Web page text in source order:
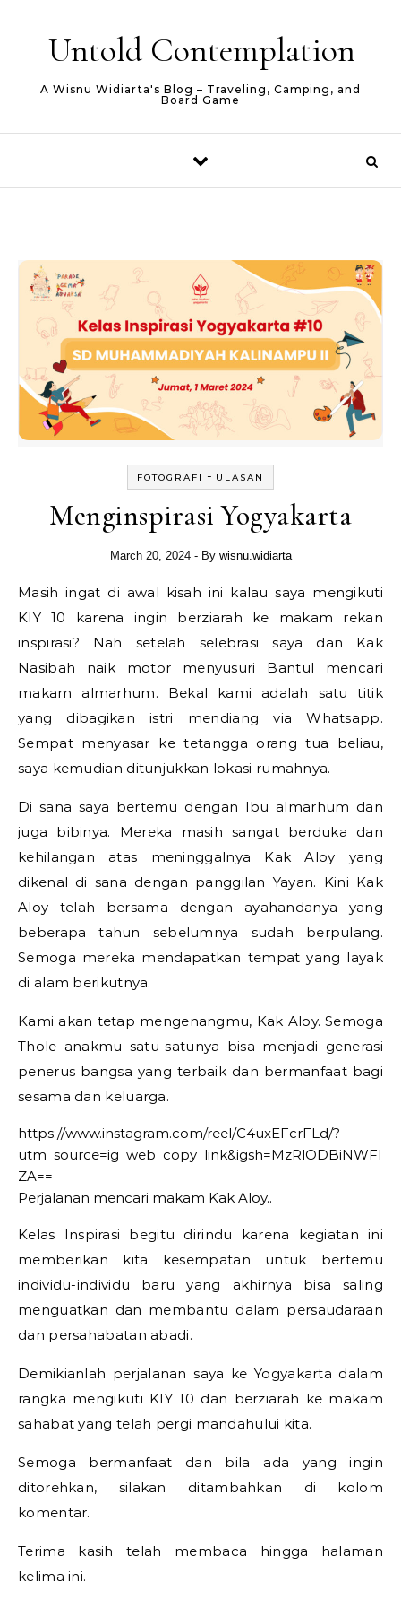
Untold Contemplation
A Wisnu Widiarta's Blog – Traveling, Camping, and
Board Game
FOTOGRAFI - ULASAN
Menginspirasi Yogyakarta
March 20, 2024 - By wisnu.widiarta
Masih ingat di awal kisah ini kalau saya mengikuti
KIY 10 karena ingin berziarah ke makam rekan
inspirasi? Nah setelah selebrasi saya dan Kak
Nasibah naik motor menyusuri Bantul mencari
makam almarhum. Bekal kami adalah satu titik
yang dibagikan istri mendiang via Whatsapp.
Sempat menyasar ke tetangga orang tua beliau,
saya kemudian ditunjukkan lokasi rumahnya.
Di sana saya bertemu dengan Ibu almarhum dan
juga bibinya. Mereka masih sangat berduka dan
kehilangan atas meninggalnya Kak Aloy yang
dikenal di sana dengan panggilan Yayan. Kini Kak
Aloy telah bersama dengan ayahandanya yang
beberapa tahun sebelumnya sudah berpulang.
Semoga mereka mendapatkan tempat yang layak
di alam berikutnya.
Kami akan tetap mengenangmu, Kak Aloy. Semoga
Thole anakmu satu-satunya bisa menjadi generasi
penerus bangsa yang terbaik dan bermanfaat bagi
sesama dan keluarga.
https://www.instagram.com/reel/C4uxEFcrFLd/?
utm_source=ig_web_copy_link&igsh=MzRlODBiNWFl
ZA==
Perjalanan mencari makam Kak Aloy..
Kelas Inspirasi begitu dirindu karena kegiatan ini
memberikan kita kesempatan untuk bertemu
individu-individu baru yang akhirnya bisa saling
menguatkan dan membantu dalam persaudaraan
dan persahabatan abadi.
Demikianlah perjalanan saya ke Yogyakarta dalam
rangka mengikuti KIY 10 dan berziarah ke makam
sahabat yang telah pergi mandahului kita.
Semoga bermanfaat dan bila ada yang ingin
ditorehkan, silakan ditambahkan di kolom
komentar.
Terima kasih telah membaca hingga halaman
kelima ini.